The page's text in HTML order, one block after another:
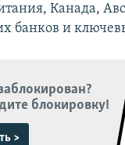
Канада,
банков и
блокировку!
>